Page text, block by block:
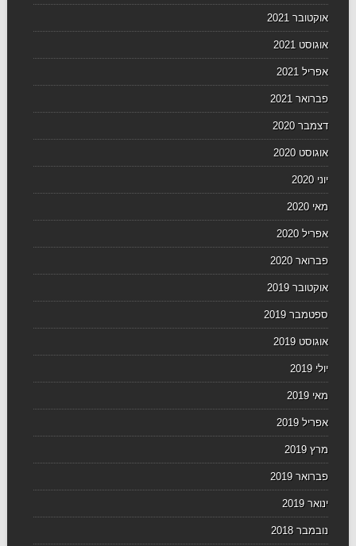
אוקטובר 2021
אוגוסט 2021
אפריל 2021
פברואר 2021
דצמבר 2020
אוגוסט 2020
יוני 2020
מאי 2020
אפריל 2020
פברואר 2020
אוקטובר 2019
ספטמבר 2019
אוגוסט 2019
יולי 2019
מאי 2019
אפריל 2019
מרץ 2019
פברואר 2019
ינואר 2019
נובמבר 2018